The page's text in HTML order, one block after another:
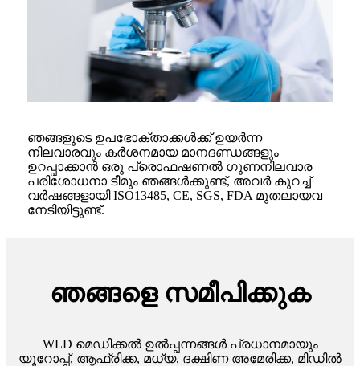
ഞങ്ങളുടെ ഉപഭോക്താക്കൾക്ക് ഉയർന്ന
നിലവാരവും കർശനമായ മാനദണ്ഡങ്ങളും
ഉറപ്പാക്കാൻ ഒരു പ്രൊഫഷണൽ ഗുണനിലവാര
പരിശോധനാ ടീമും ഞങ്ങൾക്കുണ്ട്, അവർ കുറച്ച്
വർഷങ്ങളായി ISO13485, CE, SGS, FDA മുതലായവ
നേടിയിട്ടുണ്ട്.
ഞങ്ങളെ സമീപിക്കുക
WLD മെഡിക്കൽ ഉൽപ്പന്നങ്ങൾ പ്രധാനമായും
യൂറോപ്പ്, ആഫ്രിക്ക, മധ്യ, ദക്ഷിണ അമേരിക്ക, മിഡിൽ